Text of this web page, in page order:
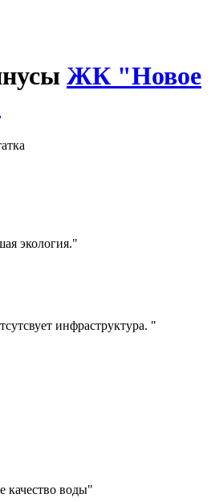
ЖК "Новое
экология."
инфраструктура. "
качество воды"